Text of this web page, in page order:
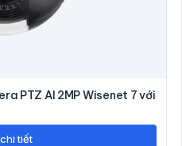
PTZ AI 2MP Wisenet 7 với
tiết